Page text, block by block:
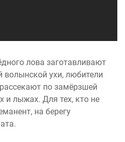
лова заготавливают
ухи, любители
по замёрзшей
и лыжах. Для тех, кто не
на берегу